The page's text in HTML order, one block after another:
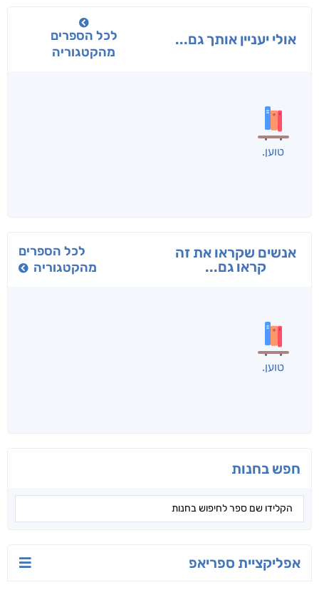
אולי יעניין אותך גם...
לכל הספרים
מהקטגוריה
בפנוכו
חני שאטן
תרדמת
א. פ.
אנשים שקראו את זה